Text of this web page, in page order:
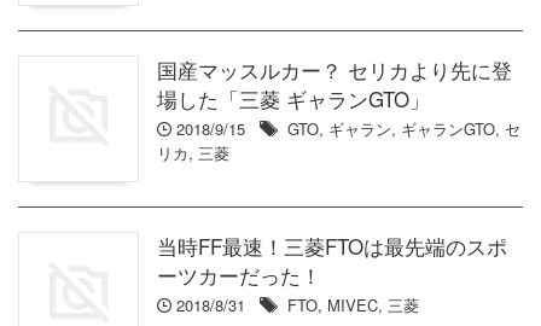
国産マッスルカー？ セリカより先に登
場した「三菱 ギャランGTO」
2018/9/15 GTO, ギャラン, ギャランGTO, セ
リカ, 三菱
当時FF最速！三菱FTOは最先端のスポ
ーツカーだった！
2018/8/31 FTO, MIVEC, 三菱